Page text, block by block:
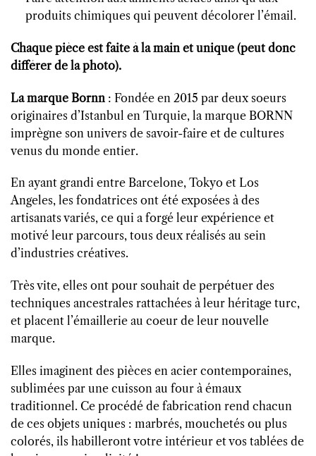
produits chimiques qui peuvent décolorer l’émail.
Chaque pièce est faite à la main et unique (peut donc
différer de la photo).
La marque Bornn : Fondée en 2015 par deux soeurs
originaires d’Istanbul en Turquie, la marque BORNN
imprègne son univers de savoir-faire et de cultures
venus du monde entier.
En ayant grandi entre Barcelone, Tokyo et Los
Angeles, les fondatrices ont été exposées à des
artisanats variés, ce qui a forgé leur expérience et
motivé leur parcours, tous deux réalisés au sein
d’industries créatives.
Très vite, elles ont pour souhait de perpétuer des
techniques ancestrales rattachées à leur héritage turc,
et placent l’émaillerie au coeur de leur nouvelle
marque.
Elles imaginent des pièces en acier contemporaines,
sublimées par une cuisson au four à émaux
traditionnel. Ce procédé de fabrication rend chacun
de ces objets uniques : marbrés, mouchetés ou plus
colorés, ils habilleront votre intérieur et vos tablées de